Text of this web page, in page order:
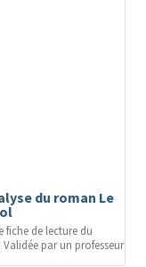
du roman Le
fiche de lecture du
par un professeur